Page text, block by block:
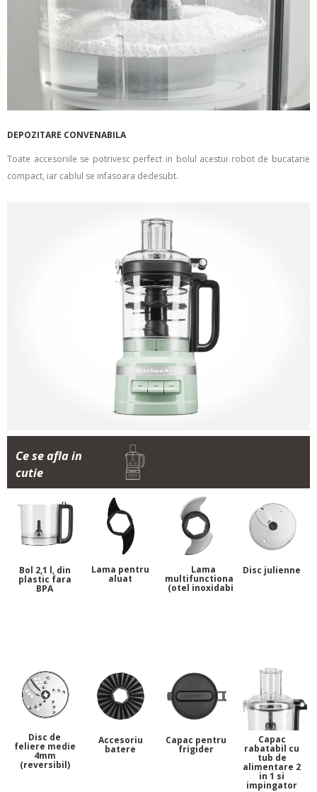
DEPOZITARE CONVENABILA
Toate accesoriile se potrivesc perfect in bolul acestui robot de bucatarie
compact, iar cablul se infasoara dedesubt.
Ce se afla in
cutie
Bol 2,1 l, din
plastic fara
BPA
Lama pentru
aluat
Lama
multifunctionala
(otel inoxidabil)
Disc julienne
Disc de
feliere medie
4mm
(reversibil)
Accesoriu
batere
Capac pentru
frigider
Capac
rabatabil cu
tub de
alimentare 2
in 1 si
impingator